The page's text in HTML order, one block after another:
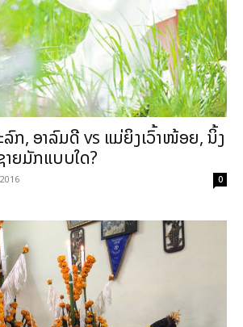
ລົກ, ອາລົມດີ vs ແມ່ຍິງເວົ້າໜ້ອຍ, ນິ້ງ
ຍມັກແບບໃດ?
0